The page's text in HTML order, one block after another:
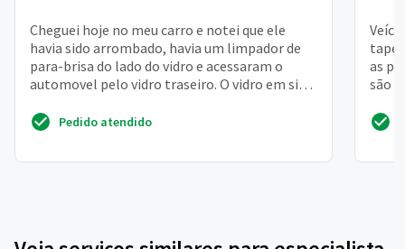
Cheguei hoje no meu carro e notei que ele
havia sido arrombado, havia um limpador de
para-brisa do lado do vidro e acessaram o
automovel pelo vidro traseiro. O vidro em si
Pedido atendido
as
são